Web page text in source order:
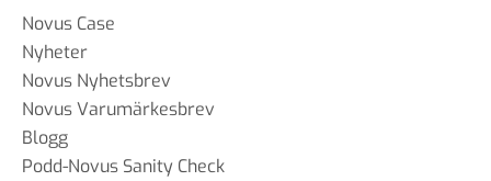
Novus Case
Nyheter
Novus Nyhetsbrev
Novus Varumärkesbrev
Blogg
Podd-Novus Sanity Check